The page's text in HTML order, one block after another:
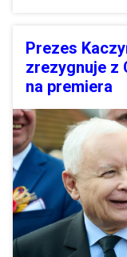
Prezes
zrezygnuje z
na premiera